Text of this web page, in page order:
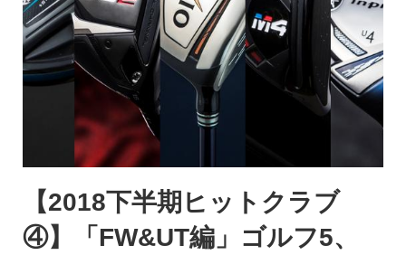
【2018下半期ヒットクラブ
④】「FW&UT編」ゴルフ5、